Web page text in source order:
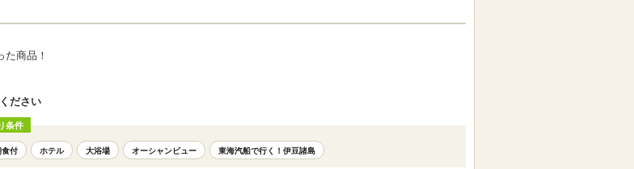
商品！
ださい
条件
食付 ホテル 大浴場 オーシャンビュー 東海汽船で行く！伊豆諸島